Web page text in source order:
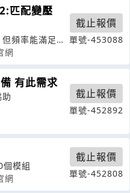
匹配變壓
頻率能滿足
網
截止報價
單號-453088
有此需求
截止報價
單號-452892
模組
網
截止報價
單號-452808